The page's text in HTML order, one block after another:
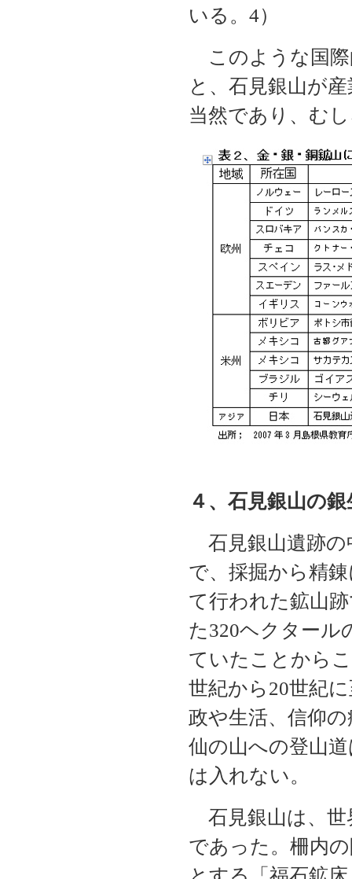
いる。4）
このような国際
と、石見銀山が
当然であり、む
４、石見銀山の
石見銀山遺跡の
で、採掘から精
て行われた鉱山
た320ヘクタール
ていたことから
世紀から20世紀
政や生活、信仰
仙の山への登山
は入れない。
石見銀山は、世
であった。柵内